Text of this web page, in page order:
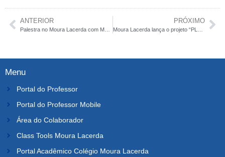
ANTERIOR PRÓXIMO
Menu
Portal do Professor
Portal do Professor Mobile
Área do Colaborador
Class Tools Moura Lacerda
Portal Acadêmico Colégio Moura Lacerda